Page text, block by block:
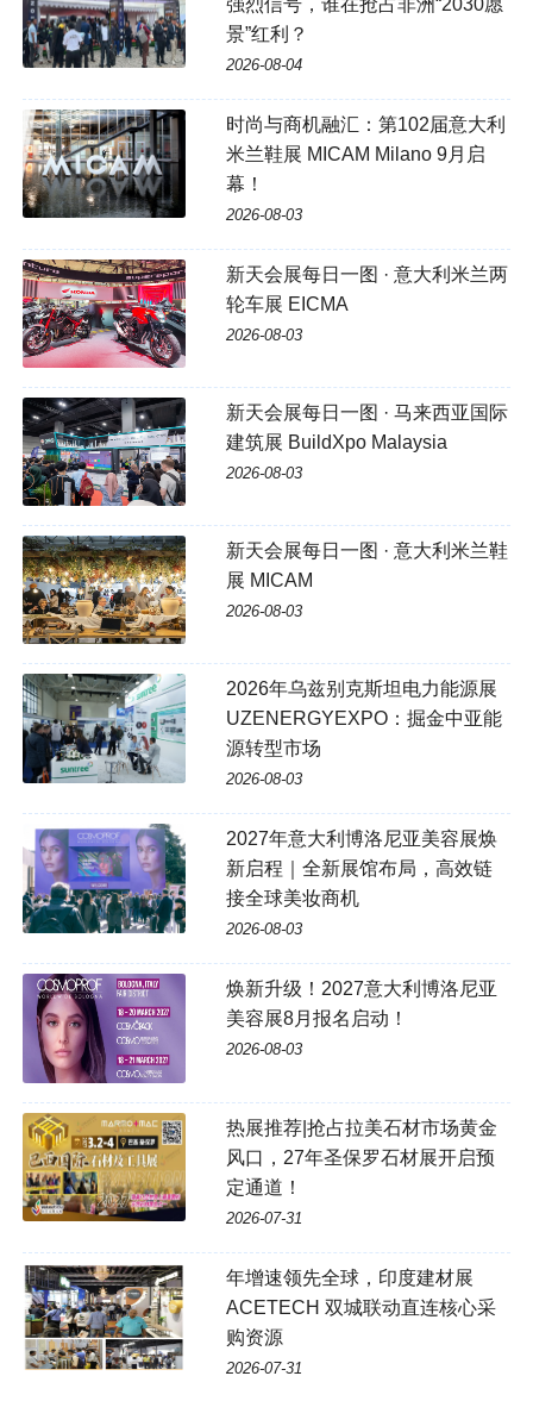
景”红利？
2026-08-04
时尚与商机融汇：第102届意大利
米兰鞋展 MICAM Milano 9月启
幕！
2026-08-03
新天会展每日一图 · 意大利米兰两
轮车展 EICMA
2026-08-03
新天会展每日一图 · 马来西亚国际
建筑展 BuildXpo Malaysia
2026-08-03
新天会展每日一图 · 意大利米兰鞋
展 MICAM
2026-08-03
2026年乌兹别克斯坦电力能源展
UZENERGYEXPO：掘金中亚能
源转型市场
2026-08-03
2027年意大利博洛尼亚美容展焕
新启程｜全新展馆布局，高效链
接全球美妆商机
2026-08-03
焕新升级！2027意大利博洛尼亚
美容展8月报名启动！
2026-08-03
热展推荐|抢占拉美石材市场黄金
风口，27年圣保罗石材展开启预
定通道！
2026-07-31
年增速领先全球，印度建材展
ACETECH 双城联动直连核心采
购资源
2026-07-31